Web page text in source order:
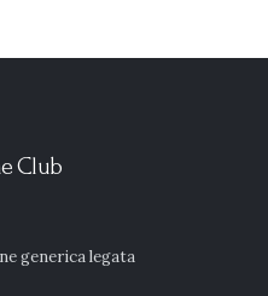
Club
generica legata